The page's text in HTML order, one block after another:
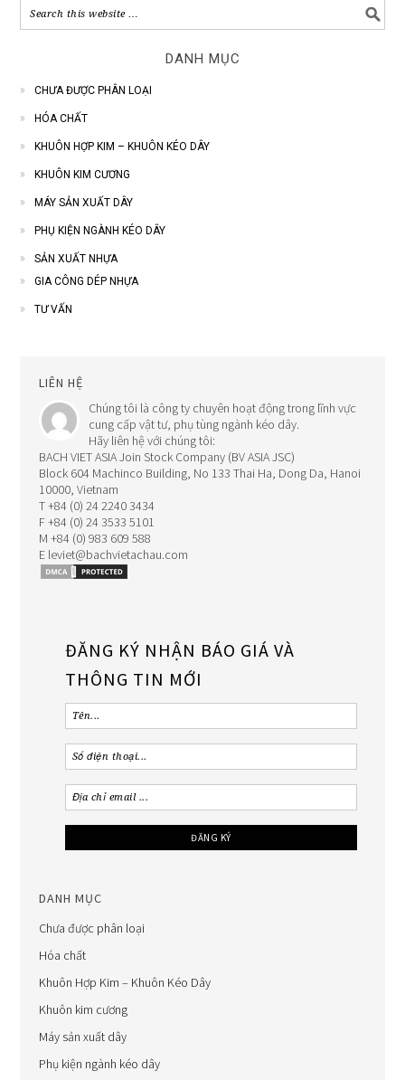
DANH MỤC
CHƯA ĐƯỢC PHÂN LOẠI
HÓA CHẤT
KHUÔN HỢP KIM – KHUÔN KÉO DÂY
KHUÔN KIM CƯƠNG
MÁY SẢN XUẤT DÂY
PHỤ KIỆN NGÀNH KÉO DÂY
SẢN XUẤT NHỰA
GIA CÔNG DÉP NHỰA
TƯ VẤN
LIÊN HỆ
Chúng tôi là công ty chuyên hoạt động trong lĩnh vực
cung cấp vật tư, phụ tùng ngành kéo dây.
Hãy liên hệ với chúng tôi:
BACH VIET ASIA Join Stock Company (BV ASIA JSC)
Block 604 Machinco Building, No 133 Thai Ha, Dong Da, Hanoi
10000, Vietnam
T +84 (0) 24 2240 3434
F +84 (0) 24 3533 5101
M +84 (0) 983 609 588
E leviet@bachvietachau.com
ĐĂNG KÝ NHẬN BÁO GIÁ VÀ
THÔNG TIN MỚI
DANH MỤC
Chưa được phân loại
Hóa chất
Khuôn Hợp Kim – Khuôn Kéo Dây
Khuôn kim cương
Máy sản xuất dây
Phụ kiện ngành kéo dây